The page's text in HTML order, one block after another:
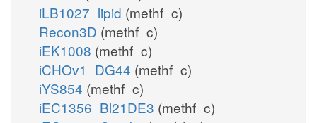
iLB1027_lipid (methf_c)
Recon3D (methf_c)
iEK1008 (methf_c)
iCHOv1_DG44 (methf_c)
iYS854 (methf_c)
iEC1356_Bl21DE3 (methf_c)